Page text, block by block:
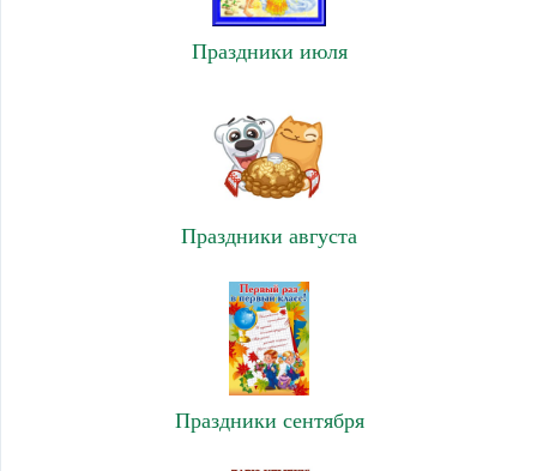
Праздники июля
Праздники августа
Праздники сентября